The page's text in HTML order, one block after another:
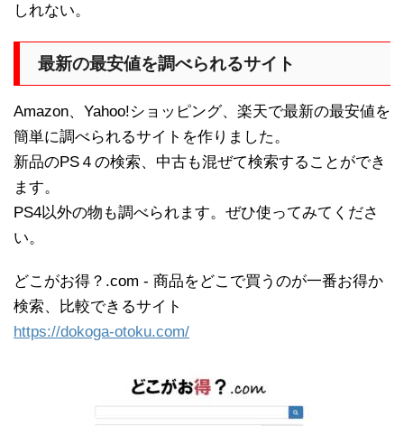
しれない。
最新の最安値を調べられるサイト
Amazon、Yahoo!ショッピング、楽天で最新の最安値を
簡単に調べられるサイトを作りました。
新品のPS４の検索、中古も混ぜて検索することができ
ます。
PS4以外の物も調べられます。ぜひ使ってみてくださ
い。
どこがお得？.com - 商品をどこで買うのが一番お得か
検索、比較できるサイト
https://dokoga-otoku.com/